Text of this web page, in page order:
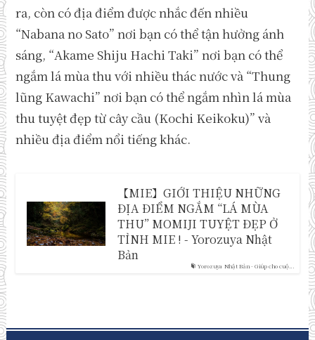
ra, còn có địa điểm được nhắc đến nhiều
“Nabana no Sato” nơi bạn có thể tận hưởng ánh
sáng, “Akame Shiju Hachi Taki” nơi bạn có thể
ngắm lá mùa thu với nhiều thác nước và “Thung
lũng Kawachi” nơi bạn có thể ngắm nhìn lá mùa
thu tuyệt đẹp từ cây cầu (Kochi Keikoku)” và
nhiều địa điểm nổi tiếng khác.
Yorozuya Nhật Bản - Giúp cho cuộ...
【MIE】GIỚI THIỆU NHỮNG
ĐỊA ĐIỂM NGẮM “LÁ MÙA
THU” MOMIJI TUYỆT ĐẸP Ở
TỈNH MIE ! - Yorozuya Nhật
Bản